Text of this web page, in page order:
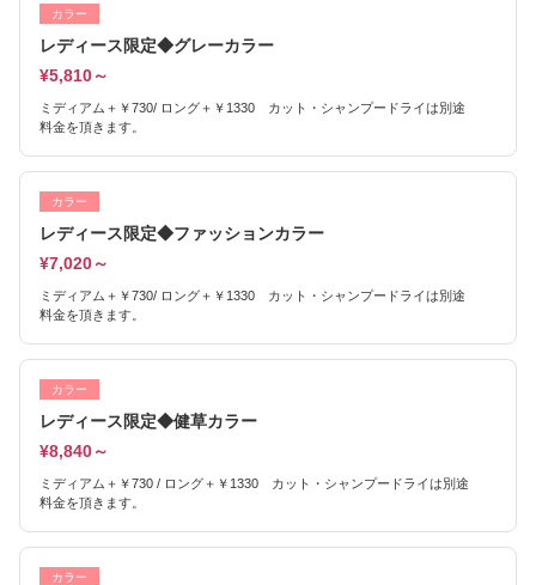
カラー
レディース限定◆グレーカラー
¥5,810～
ミディアム＋￥730/ ロング＋￥1330 カット・シャンプードライは別途
料金を頂きます。
カラー
レディース限定◆ファッションカラー
¥7,020～
ミディアム＋￥730/ ロング＋￥1330 カット・シャンプードライは別途
料金を頂きます。
カラー
レディース限定◆健草カラー
¥8,840～
ミディアム＋￥730 / ロング＋￥1330 カット・シャンプードライは別途
料金を頂きます。
カラー